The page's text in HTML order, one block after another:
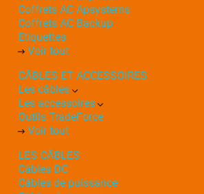
Coffrets AC Apsystems
Coffrets AC Backup
Etiquettes
Voir tout
CÂBLES ET ACCESSOIRES
Les câbles
Les accessoires
Outils TradeForce
Voir tout
LES CÂBLES
Câbles DC
Câbles de puissance